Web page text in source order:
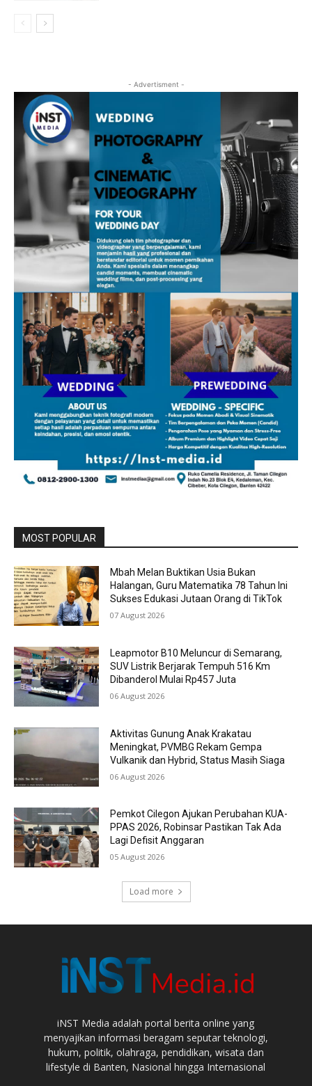
- Advertisment -
MOST POPULAR
Mbah Melan Buktikan Usia Bukan
Halangan, Guru Matematika 78 Tahun Ini
Sukses Edukasi Jutaan Orang di TikTok
07 August 2026
Leapmotor B10 Meluncur di Semarang,
SUV Listrik Berjarak Tempuh 516 Km
Dibanderol Mulai Rp457 Juta
06 August 2026
Aktivitas Gunung Anak Krakatau
Meningkat, PVMBG Rekam Gempa
Vulkanik dan Hybrid, Status Masih Siaga
06 August 2026
Pemkot Cilegon Ajukan Perubahan KUA-
PPAS 2026, Robinsar Pastikan Tak Ada
Lagi Defisit Anggaran
05 August 2026
Load more
iNST Media adalah portal berita online yang
menyajikan informasi beragam seputar teknologi,
hukum, politik, olahraga, pendidikan, wisata dan
lifestyle di Banten, Nasional hingga Internasional